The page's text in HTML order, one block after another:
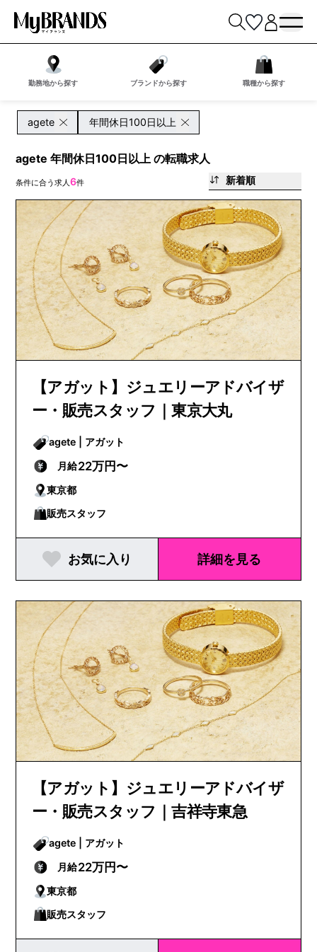
勤務地から探す ブランドから探す 職種から探す
agete 年間休日100日以上
agete 年間休日100日以上 の転職求人
条件に合う求人6件 新着順
【アガット】ジュエリーアドバイザ
ー・販売スタッフ｜東京大丸
agete | アガット
月給22万円〜
東京都
販売スタッフ
お気に入り 詳細を見る
【アガット】ジュエリーアドバイザ
ー・販売スタッフ｜吉祥寺東急
agete | アガット
月給22万円〜
東京都
販売スタッフ